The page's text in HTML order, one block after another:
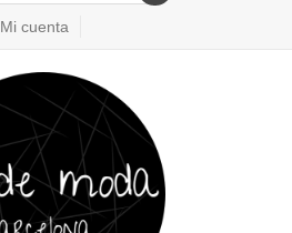
Mi cuenta